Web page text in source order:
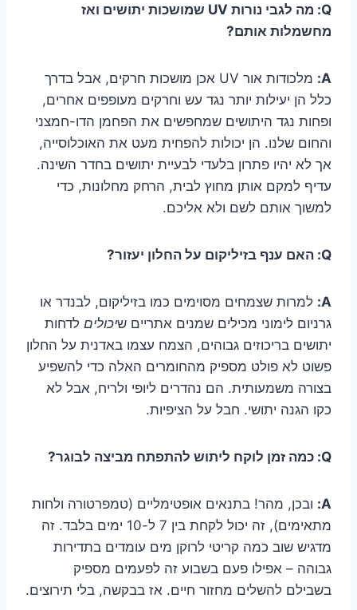
Q: מה לגבי נורות UV שמושכות יתושים ואז
מחשמלות אותם?
A:
מלכודות אור UV אכן מושכות חרקים, אבל בדרך
כלל הן יעילות יותר נגד עש וחרקים מעופפים אחרים,
ופחות נגד היתושים שמחפשים את הפחמן הדו-חמצני
והחום שלנו. הן יכולות להפחית מעט את האוכלוסייה,
אך לא יהיו פתרון בלעדי לבעיית יתושים בחדר השינה.
עדיף למקם אותן מחוץ לבית, הרחק מחלונות, כדי
למשוך אותם לשם ולא אליכם.
Q: האם ענף בזיליקום על החלון יעזור?
A: למרות שצמחים מסוימים כמו בזיליקום, לבנדר או
גרניום לימוני מכילים שמנים אתריים שיכולים לדחות
יתושים בריכוזים גבוהים, הצמח עצמו באדנית על החלון
פשוט לא פולט מספיק מהחומרים האלה כדי להשפיע
בצורה משמעותית. הם נהדרים ליופי ולריח, אבל לא
כקו הגנה יתושי. חבל על הציפיות.
Q: כמה זמן לוקח ליתוש להתפתח מביצה לבוגר?
A: ובכן, מהר! בתנאים אופטימליים (טמפרטורה ולחות
מתאימים), זה יכול לקחת בין 7 ל-10 ימים בלבד. זה
מדגיש שוב כמה קריטי לרוקן מים עומדים בתדירות
גבוהה – אפילו פעם בשבוע זה לפעמים מספיק
בשבילם להשלים מחזור חיים. אז בבקשה, בלי תירוצים.